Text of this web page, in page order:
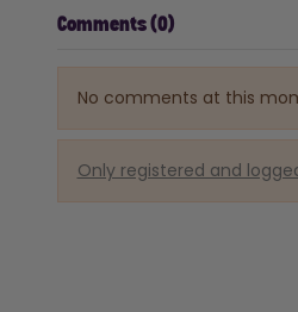
Comments (0)
No comments at this
Only registered and